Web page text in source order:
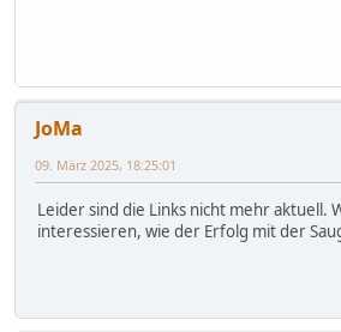
JoMa
09. März 2025, 18:25:01
Leider sind die Links nicht mehr aktuell.
interessieren, wie der Erfolg mit der